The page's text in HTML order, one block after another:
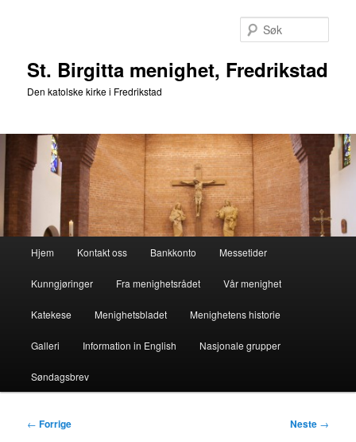
St. Birgitta menighet, Fredrikstad
Den katolske kirke i Fredrikstad
Hjem Kontakt oss Bankkonto Messetider
Kunngjøringer Fra menighetsrådet Vår menighet
Katekese Menighetsbladet Menighetens historie
Galleri Information in English Nasjonale grupper
Søndagsbrev
Innleggsnavigasjon
← Forrige Neste →